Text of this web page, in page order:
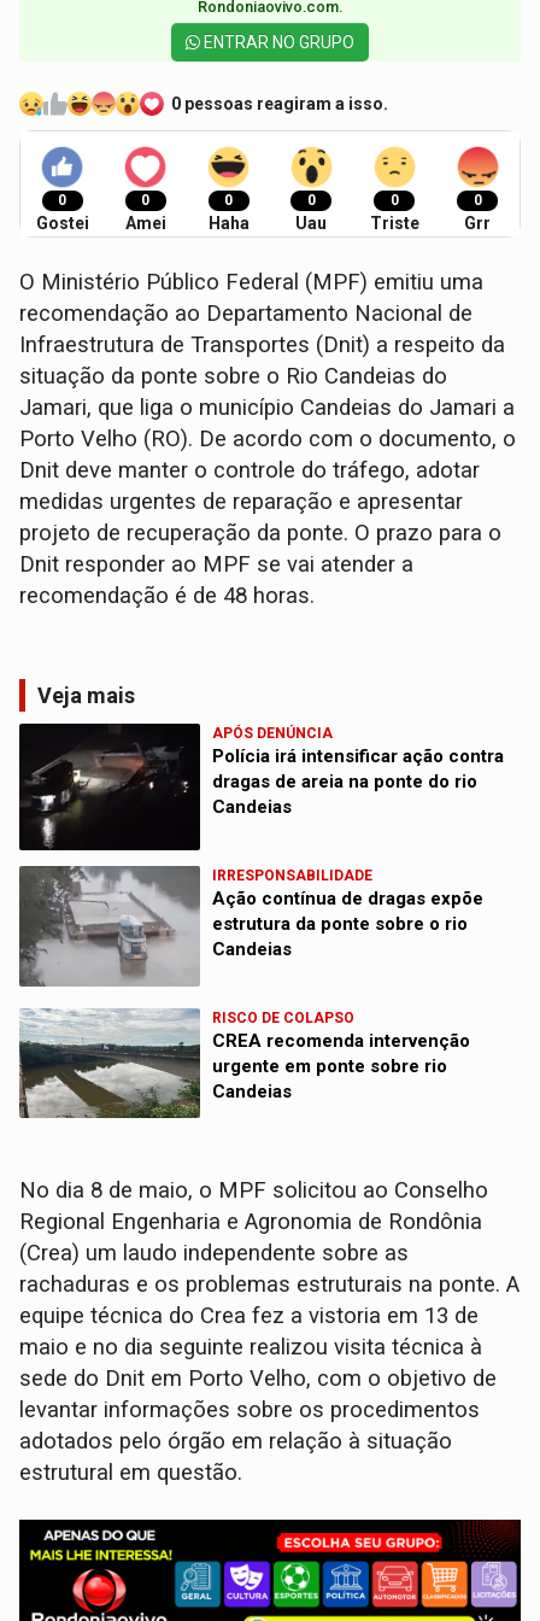
Rondoniaovivo.com.​
ENTRAR NO GRUPO
0 pessoas reagiram a isso.
0
Gostei
0
Amei
0
Haha
0
Uau
0
Triste
0
Grr
O Ministério Público Federal (MPF) emitiu uma
recomendação ao Departamento Nacional de
Infraestrutura de Transportes (Dnit) a respeito da
situação da ponte sobre o Rio Candeias do
Jamari, que liga o município Candeias do Jamari a
Porto Velho (RO). De acordo com o documento, o
Dnit deve manter o controle do tráfego, adotar
medidas urgentes de reparação e apresentar
projeto de recuperação da ponte. O prazo para o
Dnit responder ao MPF se vai atender a
recomendação é de 48 horas.
Veja mais
APÓS DENÚNCIA
Polícia irá intensificar ação contra
dragas de areia na ponte do rio
Candeias
IRRESPONSABILIDADE
Ação contínua de dragas expõe
estrutura da ponte sobre o rio
Candeias
RISCO DE COLAPSO
CREA recomenda intervenção
urgente em ponte sobre rio
Candeias
No dia 8 de maio, o MPF solicitou ao Conselho
Regional Engenharia e Agronomia de Rondônia
(Crea) um laudo independente sobre as
rachaduras e os problemas estruturais na ponte. A
equipe técnica do Crea fez a vistoria em 13 de
maio e no dia seguinte realizou visita técnica à
sede do Dnit em Porto Velho, com o objetivo de
levantar informações sobre os procedimentos
adotados pelo órgão em relação à situação
estrutural em questão.